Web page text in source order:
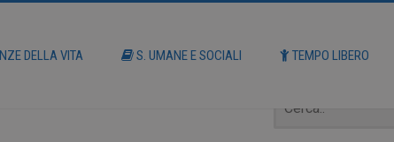
DELLA VITA S. UMANE E SOCIALI TEMPO LIBERO